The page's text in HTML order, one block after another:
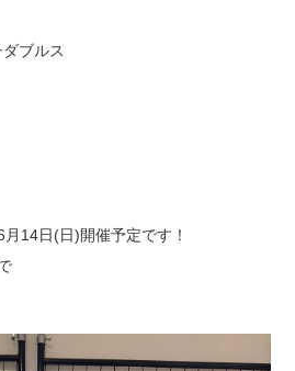
ブルス
14日(日)開催予定です！